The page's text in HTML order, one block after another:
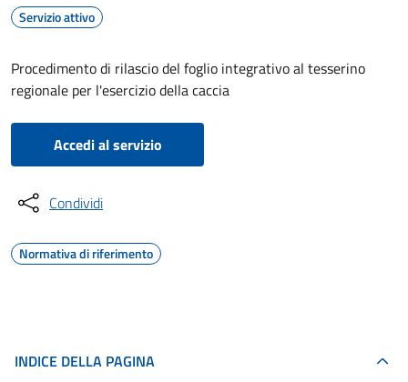
Servizio attivo
Procedimento di rilascio del foglio integrativo al tesserino
regionale per l'esercizio della caccia
Accedi al servizio
Condividi
Normativa di riferimento
INDICE DELLA PAGINA